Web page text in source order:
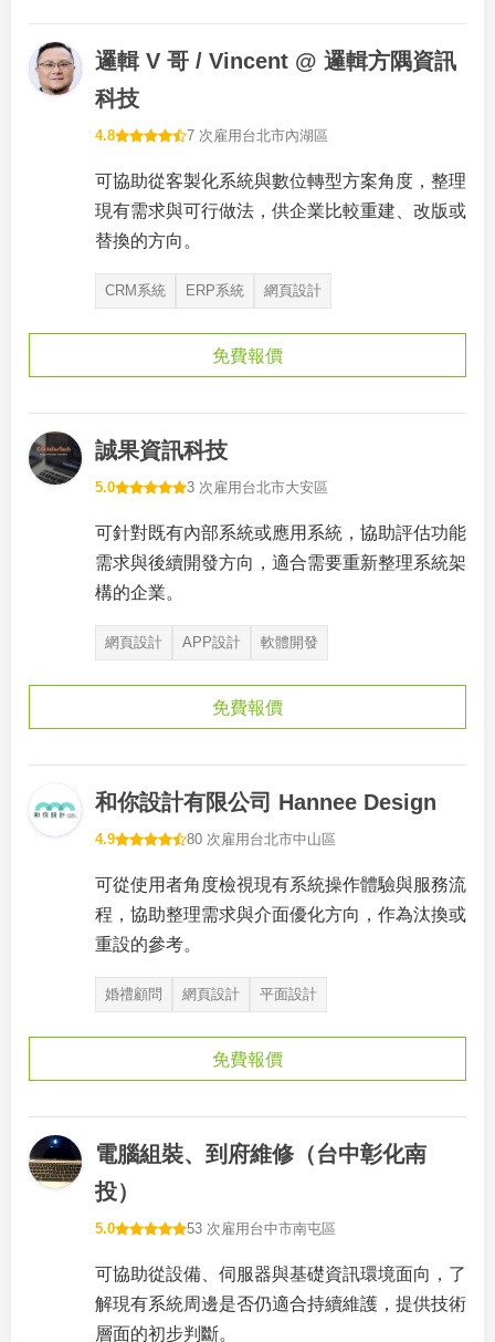
邏輯 V 哥 / Vincent @ 邏輯方隅資訊
科技
4.8 7 次雇用 台北市內湖區
可協助從客製化系統與數位轉型方案角度，整理
現有需求與可行做法，供企業比較重建、改版或
替換的方向。
CRM系統 ERP系統 網頁設計
免費報價
誠果資訊科技
5.0 3 次雇用 台北市大安區
可針對既有內部系統或應用系統，協助評估功能
需求與後續開發方向，適合需要重新整理系統架
構的企業。
網頁設計 APP設計 軟體開發
免費報價
和你設計有限公司 Hannee Design
4.9 80 次雇用 台北市中山區
可從使用者角度檢視現有系統操作體驗與服務流
程，協助整理需求與介面優化方向，作為汰換或
重設的參考。
婚禮顧問 網頁設計 平面設計
免費報價
電腦組裝、到府維修（台中彰化南
投）
5.0 53 次雇用 台中市南屯區
可協助從設備、伺服器與基礎資訊環境面向，了
解現有系統周邊是否仍適合持續維護，提供技術
層面的初步判斷。